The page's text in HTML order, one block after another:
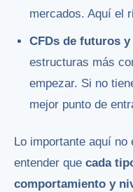
mercados. Aquí el
CFDs de futuros
estructuras más
empezar. Si no
mejor punto de
Lo importante aquí
entender que cada
comportamiento y